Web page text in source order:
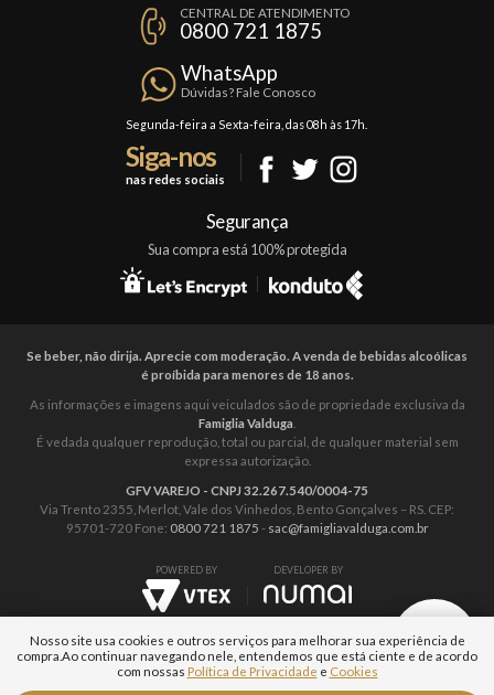
Política de Privacidade
Trocas e Devoluções
Formas de Pagamento
CENTRAL DE ATENDIMENTO
0800 721 1875
WhatsApp
Dúvidas? Fale Conosco
Segunda-feira a Sexta-feira, das 08h às 17h.
Siga-nos
nas redes sociais
Segurança
Sua compra está 100% protegida
Se beber, não dirija. Aprecie com moderação. A venda de bebidas alcoólicas
é proíbida para menores de 18 anos.
As informações e imagens aqui veiculados são de propriedade exclusiva da
Famiglia Valduga
É vedada qualquer reprodução, total ou parcial, de qualquer material sem
expressa autorização.
GFV VAREJO - CNPJ 32.267.540/0004-75
Via Trento 2355, Merlot, Vale dos Vinhedos, Bento Gonçalves – RS. CEP:
95701-720 Fone: 0800 721 1875 - sac@famigliavalduga.com.br
POWERED BY DEVELOPER BY
Nosso site usa cookies e outros serviços para melhorar sua experiência de
compra. Ao continuar navegando nele, entendemos que está ciente e de acordo
com nossas Política de Privacidade e Cookies